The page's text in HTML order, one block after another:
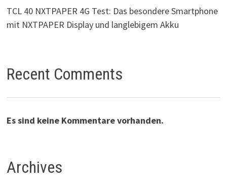
TCL 40 NXTPAPER 4G Test: Das besondere Smartphone
mit NXTPAPER Display und langlebigem Akku
Recent Comments
Es sind keine Kommentare vorhanden.
Archives